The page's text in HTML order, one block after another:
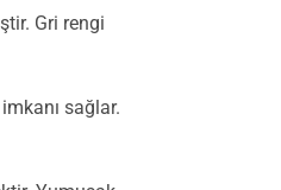
Gri rengi
sağlar.